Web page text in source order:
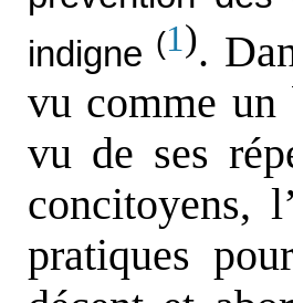
indigne (1).
vu comme un
vu de ses
concitoyens,
pratiques